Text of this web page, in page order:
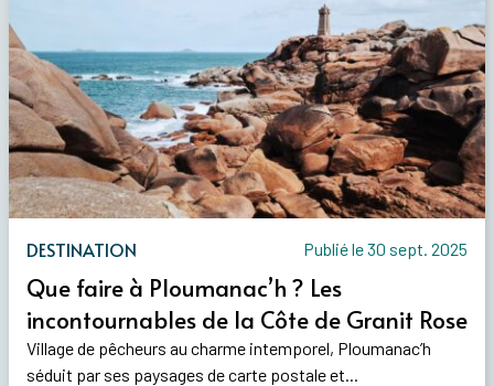
DESTINATION Publié le 30 sept. 2025
Que faire à Ploumanac’h ? Les
incontournables de la Côte de Granit Rose
Village de pêcheurs au charme intemporel, Ploumanac’h
séduit par ses paysages de carte postale et...